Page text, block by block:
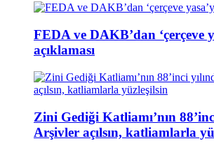
FEDA ve DAKB’dan ‘çerçeve
açıklaması
Zini Gediği Katliamı’nın
Arşivler açılsın, katliamlarla